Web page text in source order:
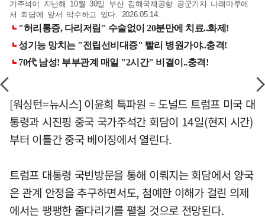
가주석이 지난해 10월 30일 부산 김해국제공항 공군기지 나래마루에
서 회담에 앞서 악수하고 있다. 2026.05.14.
[워싱턴=뉴시스] 이윤희 특파원 = 도널드 트럼프 미국 대
통령과 시진핑 중국 국가주석간 회담이 14일(현지 시간)
부터 이틀간 중국 베이징에서 열린다.
트럼프 대통령 국빈방문을 통해 이뤄지는 회담에서 양국
은 관계 안정을 추구하면서도, 첨예한 이해가 걸린 의제
에서는 팽팽한 줄다리기를 펼칠 것으로 전망된다.